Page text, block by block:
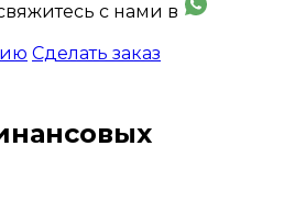
с нами в
Сделать заказ